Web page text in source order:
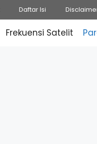
Daftar Isi
Frekuensi Satelit